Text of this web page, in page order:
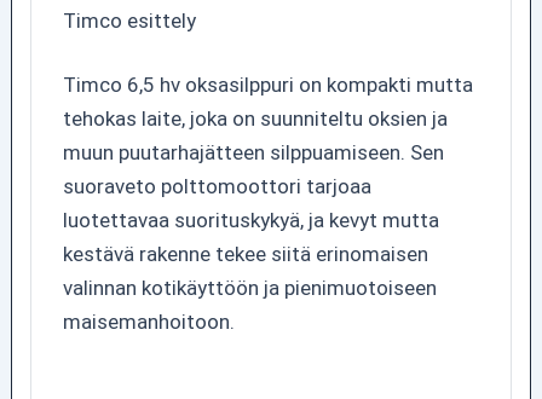
Timco esittely
Timco 6,5 hv oksasilppuri on kompakti mutta
tehokas laite, joka on suunniteltu oksien ja
muun puutarhajätteen silppuamiseen. Sen
suoraveto polttomoottori tarjoaa
luotettavaa suorituskykyä, ja kevyt mutta
kestävä rakenne tekee siitä erinomaisen
valinnan kotikäyttöön ja pienimuotoiseen
maisemanhoitoon.